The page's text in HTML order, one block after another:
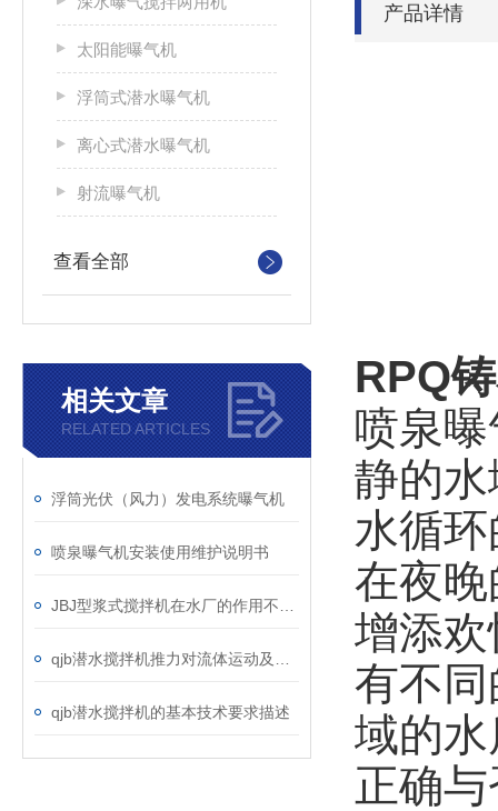
太阳能曝气机
浮筒式潜水曝气机
离心式潜水曝气机
射流曝气机
查看全部
相关文章
RELATED ARTICLES
浮筒光伏（风力）发电系统曝气机
喷泉曝气机安装使用维护说明书
qjb潜水搅拌机的基本技术要求描述
产品详情
RPQ
喷泉
静的
水循
在夜
增添
有不
域的
正确